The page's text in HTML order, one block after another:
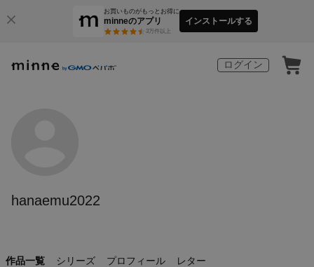
お買いものがもっとお得に
minneのアプリ
3万件以上
インストールする
ログイン
hanaemu2022
作品一覧 シリーズ プロフィール レター